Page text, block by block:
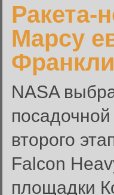
Ракета-
Марсу
NASA
второго
Falcon
площадки